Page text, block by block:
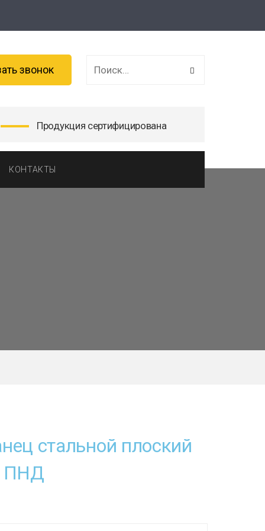
звонок
Продукция сертифицирована
КОНТАКТЫ
стальной плоский
ПНД